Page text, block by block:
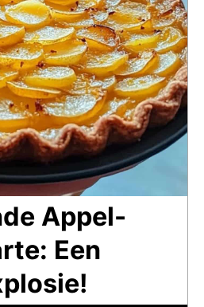
Appel-
Een